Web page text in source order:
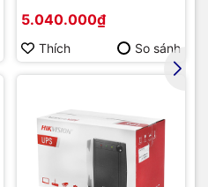
5.040.000₫
Thích So sánh